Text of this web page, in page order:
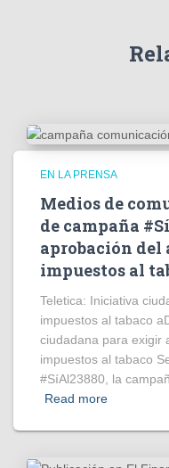
EN LA PRENSA
Medios de
de campaña
aprobación del
impuestos al
Teletica: Iniciativa
impuestos al tabaco
ciudadana para exigir
impuestos al tabaco
#SíAl23880, la
Read more